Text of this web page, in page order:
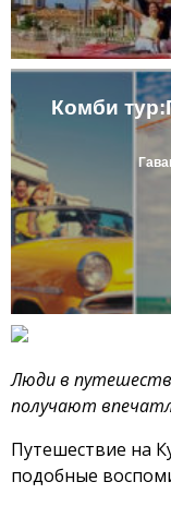
Комби
Люди в
получают
Путешествие на
подобные